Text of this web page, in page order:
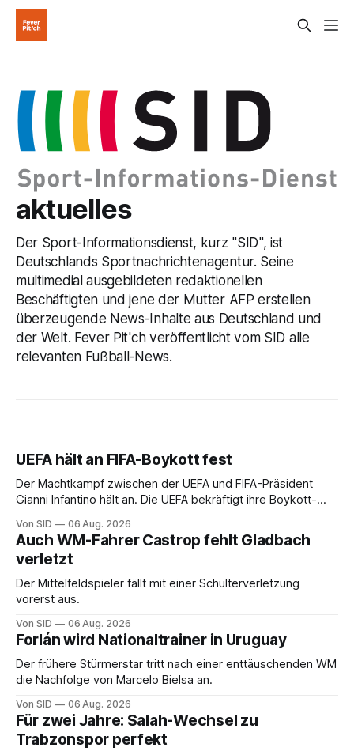
aktuelles
Der Sport-Informationsdienst, kurz "SID", ist
Deutschlands Sportnachrichtenagentur. Seine
multimedial ausgebildeten redaktionellen
Beschäftigten und jene der Mutter AFP erstellen
überzeugende News-Inhalte aus Deutschland und
der Welt. Fever Pit'ch veröffentlicht vom SID alle
relevanten Fußball-News.
UEFA hält an FIFA-Boykott fest
Der Machtkampf zwischen der UEFA und FIFA-Präsident
Gianni Infantino hält an. Die UEFA bekräftigt ihre Boykott-
Von SID 06 Aug. 2026
Auch WM-Fahrer Castrop fehlt Gladbach
verletzt
Der Mittelfeldspieler fällt mit einer Schulterverletzung
vorerst aus.
Von SID 06 Aug. 2026
Forlán wird Nationaltrainer in Uruguay
Der frühere Stürmerstar tritt nach einer enttäuschenden WM
die Nachfolge von Marcelo Bielsa an.
Von SID 06 Aug. 2026
Für zwei Jahre: Salah-Wechsel zu
Trabzonspor perfekt